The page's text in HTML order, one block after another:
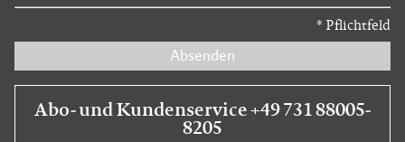
* Pflichtfeld
Absenden
Abo- und Kundenservice +49 731 88005-
8205